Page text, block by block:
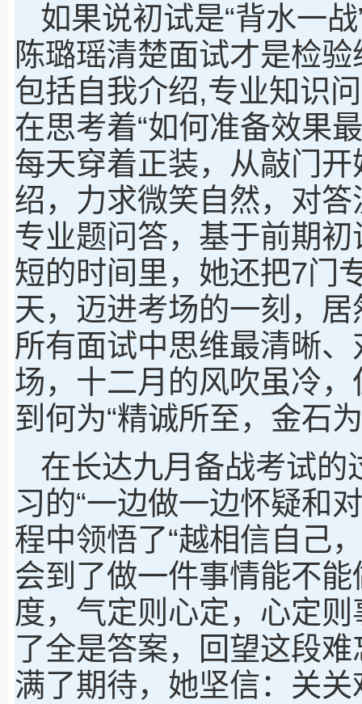
如果说初试是“背水一
陈璐瑶清楚面试才是检
包括自我介绍,专业知识
在思考着“如何准备效果
每天穿着正装，从敲门
绍，力求微笑自然，对
专业题问答，基于前期
短的时间里，她还把7门
天，迈进考场的一刻，
所有面试中思维最清晰
场，十二月的风吹虽冷
到何为“精诚所至，金石
在长达九月备战考试的
习的“一边做一边怀疑和
程中领悟了“越相信自己
会到了做一件事情能不
度，气定则心定，心定
了全是答案，回望这段
满了期待，她坚信：关